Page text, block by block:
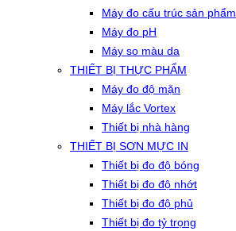
Máy đo cấu trúc sản phẩm
Máy đo pH
Máy so màu da
THIẾT BỊ THỰC PHẨM
Máy đo độ mặn
Máy lắc Vortex
Thiết bị nhà hàng
THIẾT BỊ SƠN MỰC IN
Thiết bị đo độ bóng
Thiết bị đo độ nhớt
Thiết bị đo độ phủ
Thiết bị đo tỷ trọng